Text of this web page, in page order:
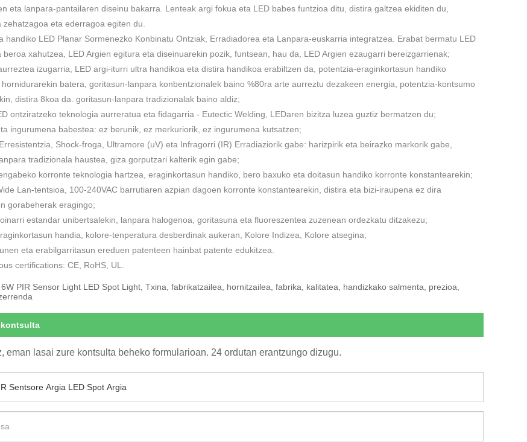
eta lanpara-pantailaren diseinu bakarra. Lenteak argi fokua eta LED babes funtzioa ditu, distira galtzea ekiditen du,
zehatzagoa eta ederragoa egiten du.
handiko LED Planar Sormenezko Konbinatu Ontziak, Erradiadorea eta Lanpara-euskarria integratzea. Erabat bermatu LED
beroa xahutzea, LED Argien egitura eta diseinuarekin pozik, funtsean, hau da, LED Argien ezaugarri bereizgarrienak;
izugarria, LED argi-iturri ultra handikoa eta distira handikoa erabiltzen da, potentzia-eraginkortasun handiko
batera, goritasun-lanpara konbentzionalek baino %80ra arte aurreztu dezakeen energia, potentzia-kontsumo
distira 8koa da. goritasun-lanpara tradizionalak baino aldiz;
ontziratzeko teknologia aurreratua eta fidagarria - Eutectic Welding, LEDaren bizitza luzea guztiz bermatzen du;
ingurumena babestea: ez berunik, ez merkuriorik, ez ingurumena kutsatzen;
Shock-froga, Ultramore (uV) eta Infragorri (IR) Erradiaziorik gabe: harizpirik eta beirazko markorik gabe,
tradizionala haustea, giza gorputzari kalterik egin gabe;
korronte teknologia hartzea, eraginkortasun handiko, bero baxuko eta doitasun handiko korronte konstantearekin;
Lan-tentsioa, 100-240VAC barrutiaren azpian dagoen korronte konstantearekin, distira eta bizi-iraupena ez dira
gorabeherak eragingo;
estandar unibertsalekin, lanpara halogenoa, goritasuna eta fluoreszentea zuzenean ordezkatu ditzakezu;
handia, kolore-tenperatura desberdinak aukeran, Kolore Indizea, Kolore atsegina;
eta erabilgarritasun ereduen patenteen hainbat patente edukitzea.
certifications: CE, RoHS, UL.
6W PIR Sensor Light LED Spot Light, Txina, fabrikatzailea, hornitzailea, fabrika, kalitatea, handizkako salmenta, prezioa,
eman lasai zure kontsulta beheko formularioan. 24 ordutan erantzungo dizugu.